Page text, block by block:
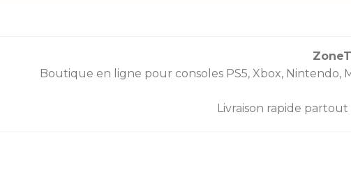
Boutique en ligne pour consoles PS5, Xbox, Nintendo,
Livraison rapide